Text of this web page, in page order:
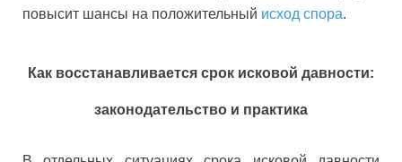
повысит шансы на положительный исход спора.
Как восстанавливается срок исковой давности:
законодательство и практика